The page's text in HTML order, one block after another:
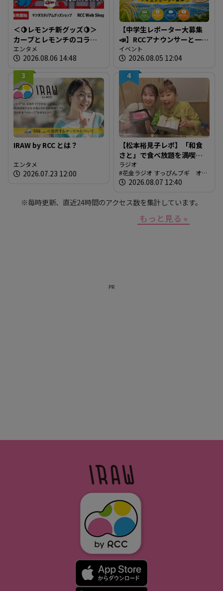
＜🍋レモンチ新グッズ🍋＞
カープとレモンチのコラボ
グッズが登場！
エンタメ
2026.08.06 14:48
【中学生レポーター大募集
📣】RCCアナウンサーと一緒
に「広島の食」の現場を取
材しよう！
イベント
2026.08.05 12:04
3
IRAW by RCC とは？
エンタメ
2026.07.23 12:00
4
【松本裕見子レポ】「和食
さと」で食べ放題を満喫！
「さとしゃぶ」を体験！！
（RCCラジオ「花金ラジオ
すっぴんブギ」企画）
ラジオ
花金ラジオ すっぴんブギ オン
エア情報
2026.08.07 12:40
※毎時更新、直近24時間のアクセス数を集計しています。
もっと見る »
PR